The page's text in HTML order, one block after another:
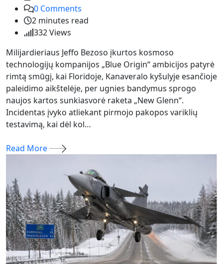
0 Comments
2 minutes read
332Views
Milijardieriaus Jeffo Bezoso įkurtos kosmoso
technologijų kompanijos „Blue Origin“ ambicijos patyrė
rimtą smūgį, kai Floridoje, Kanaveralo kyšulyje esančioje
paleidimo aikštelėje, per ugnies bandymus sprogo
naujos kartos sunkiasvorė raketa „New Glenn“.
Incidentas įvyko atliekant pirmojo pakopos variklių
testavimą, kai dėl kol…
Read More